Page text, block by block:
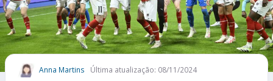
FUTEBOL INTERNACIONAL
COMO APOSTAR
MAIS ESPORTES
Anna Martins Última atualização: 08/11/2024